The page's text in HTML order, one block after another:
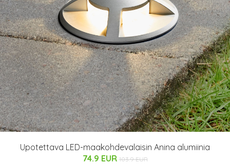
Upotettava LED-maakohdevalaisin Anina alumiinia
74.9 EUR 103.9 EUR